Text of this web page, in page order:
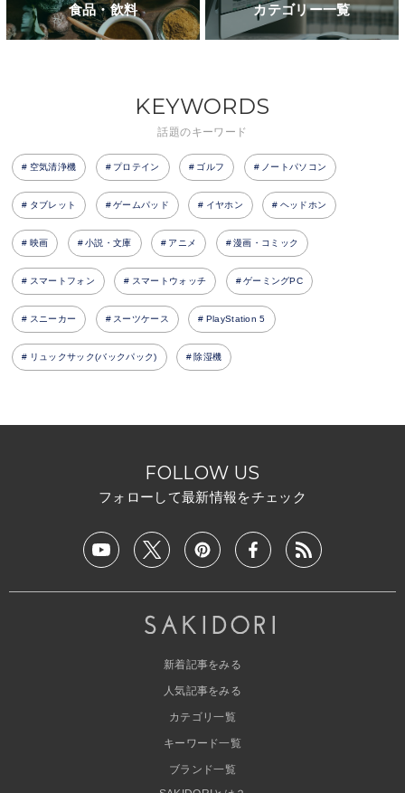
食品・飲料 カテゴリー一覧
KEYWORDS
話題のキーワード
空気清浄機 プロテイン ゴルフ ノートパソコン
タブレット ゲームパッド イヤホン ヘッドホン
映画 小説・文庫 アニメ 漫画・コミック
スマートフォン スマートウォッチ ゲーミングPC
スニーカー スーツケース PlayStation 5
リュックサック(バックパック) 除湿機
FOLLOW US
フォローして最新情報をチェック
新着記事をみる
人気記事をみる
カテゴリ一覧
キーワード一覧
ブランド一覧